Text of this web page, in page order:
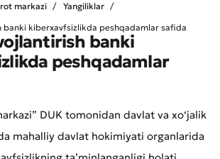
markazi
Yangiliklar
banki kiberxavfsizlikda peshqadamlar safida
banki
peshqadamlar
DUK tomonidan davlat va xo‘jalik
mahalliy davlat hokimiyati organlarida